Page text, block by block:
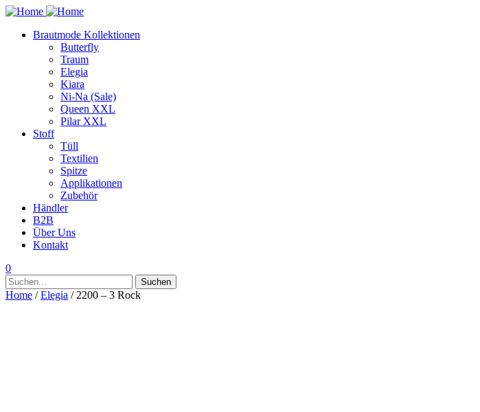
Brautmode Kollektionen
Butterfly
Traum
Elegia
Kiara
Ni-Na (Sale)
Queen XXL
Pilar XXL
Stoff
Tüll
Textilien
Spitze
Applikationen
Zubehör
Händler
B2B
Über Uns
Kontakt
0
Suchen
nach:
Suchen
Home /Elegia / 2200 – 3 Rock